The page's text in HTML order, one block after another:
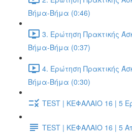
Βήμα-Βήμα (0:46)
3. Ερώτηση Πρακτικής
Βήμα-Βήμα (0:37)
4. Ερώτηση Πρακτικής
Βήμα-Βήμα (0:30)
TEST | ΚΕΦΑΛΑΙΟ 16 | 5
TEST | ΚΕΦΑΛΑΙΟ 16 | 5